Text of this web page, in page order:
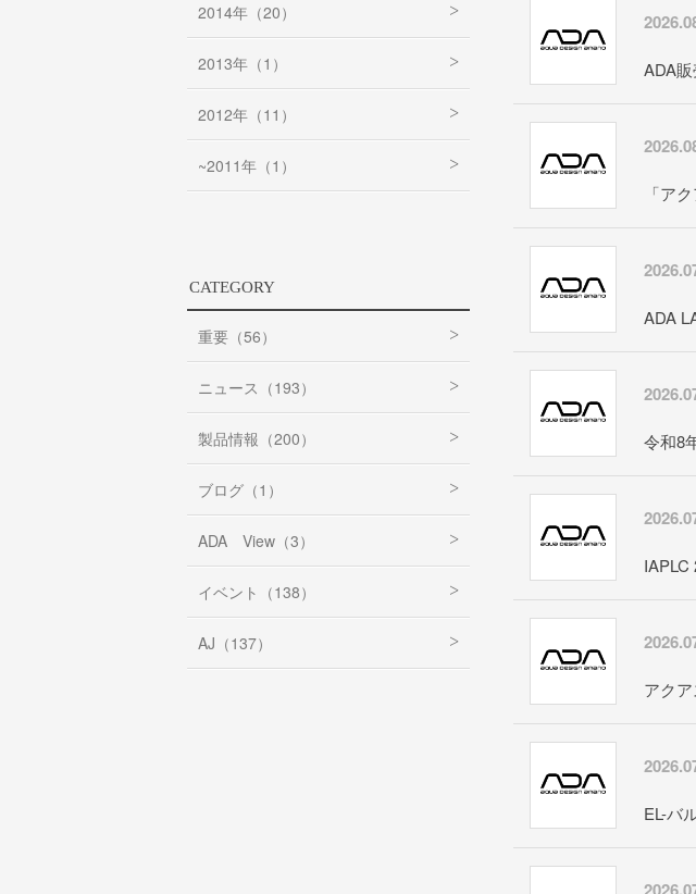
ADA
「ア
ADA
令和8
IAPLC
アク
EL-バ
2014年（20）
2013年（1）
2012年（11）
~2011年（1）
CATEGORY
重要（56）
ニュース（193）
製品情報（200）
ブログ（1）
ADA View（3）
イベント（138）
AJ（137）